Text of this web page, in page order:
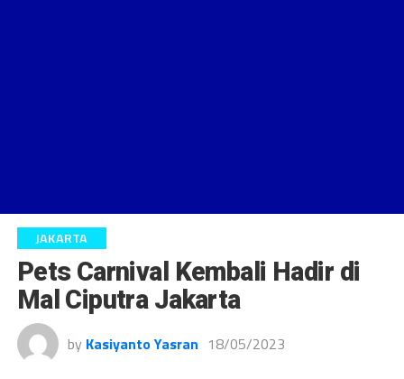
JAKARTA
Pets Carnival Kembali Hadir di
Mal Ciputra Jakarta
by Kasiyanto Yasran 18/05/2023